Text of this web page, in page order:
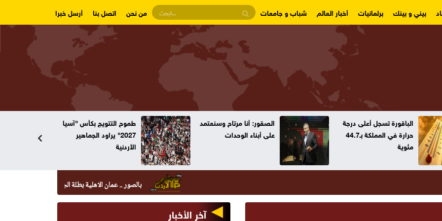
بيني و بينك برلمانيات أخبار العالم شباب و جامعات من نحن اتصل بنا أرسل خبرا
الباقورة تسجل أعلى درجة
حرارة في المملكة بـ44.7
مئوية
الصقور: أنا مرتاح وسنعتمد
على أبناء الوحدات
طموح التتويج بكأس "آسيا
2027" يراود الجماهير
الأردنية
بالصور .. عمان الاهلية بطلة الجامعات الأردنية في الكراتيه
آخر الأخبار